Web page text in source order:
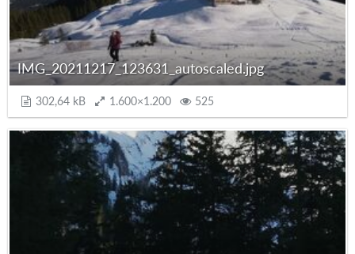
IMG_20211217_123631_autoscaled.jpg
302,64 kB 1.600×1.200 525